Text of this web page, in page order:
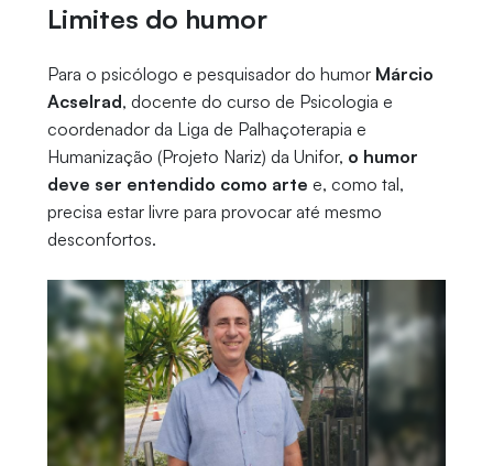
Limites do humor
Para o psicólogo e pesquisador do humor Márcio
Acselrad, docente do curso de Psicologia e
coordenador da Liga de Palhaçoterapia e
Humanização (Projeto Nariz) da Unifor, o humor
deve ser entendido como arte e, como tal,
precisa estar livre para provocar até mesmo
desconfortos.